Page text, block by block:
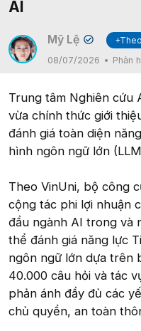
AI
Mỹ Lệ ✔
08/07/2026
Phản
Trung tâm Nghiên cứu
vừa chính thức giới
đánh giá toàn diện
hình ngôn ngữ lớn
Theo VinUni, bộ công
cộng tác phi lợi nhuận
đầu ngành AI trong và
thể đánh giá năng lực
ngôn ngữ lớn dựa trên
40.000 câu hỏi và tác
phản ánh đầy đủ các
chủ quyền, an toàn